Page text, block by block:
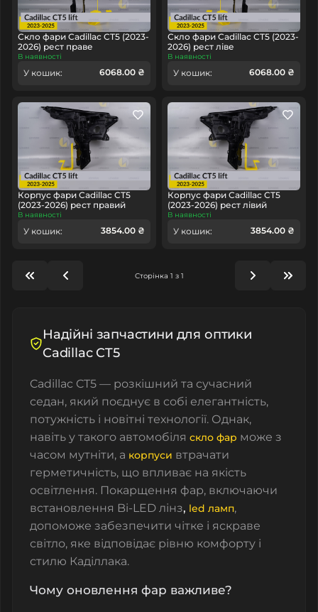
Скло фари Cadillac CT5 (2023-
2026) рест праве
В наявності
У кошик: 6068.00 ₴
Скло фари Cadillac CT5 (2023-
2026) рест ліве
В наявності
У кошик: 6068.00 ₴
Корпус фари Cadillac CT5
(2023-2026) рест правий
В наявності
У кошик: 3854.00 ₴
Корпус фари Cadillac CT5
(2023-2026) рест лівий
В наявності
У кошик: 3854.00 ₴
Сторінка 1 з 1
Надійні запчастини для оптики
Cadillac CT5
Cadillac CT5 — розкішний та сучасний
седан, який поєднує в собі елегантність,
потужність і новітні технології. Однак,
навіть у такого автомобіля скло фар може з
часом мутніти, а корпуси втрачати
герметичність, що впливає на якість
освітлення. Покарщення фар, включаючи
встановлення Bi-LED лінз, led ламп,
допоможе забезпечити чітке і яскраве
світло, яке відповідає рівню комфорту і
стилю Каділлака.
Чому оновлення фар важливе?